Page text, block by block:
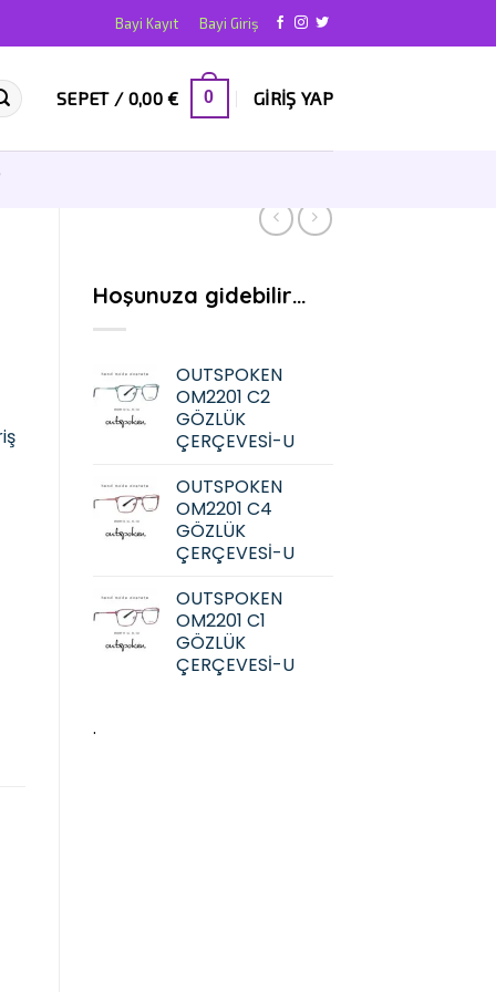
Bayi Kayıt Bayi Giriş
SEPET / 0,00€ 0 GIRIŞ YAP
Hoşunuza gidebilir…
OUTSPOKEN
OM2201 C2
GÖZLÜK
ÇERÇEVESİ-U
OUTSPOKEN
OM2201 C4
GÖZLÜK
ÇERÇEVESİ-U
OUTSPOKEN
OM2201 C1
GÖZLÜK
ÇERÇEVESİ-U
.